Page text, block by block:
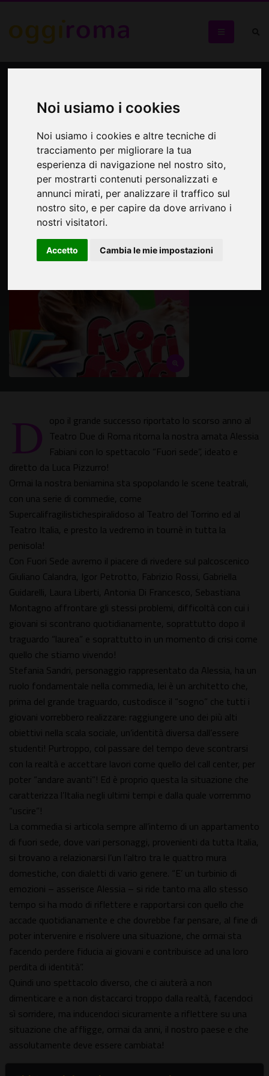
Noi usiamo i cookies
Noi usiamo i cookies e altre tecniche di
tracciamento per migliorare la tua
esperienza di navigazione nel nostro sito,
per mostrarti contenuti personalizzati e
annunci mirati, per analizzare il traffico sul
nostro sito, e per capire da dove arrivano i
nostri visitatori.
Accetto Cambia le mie impostazioni
secondo anno in scena al
Teatro Roma… Fuori Sede
"Fuori Sede" al Teatro Roma
D opo il grande successo riportato lo scorso anno al
Teatro Due di Roma ritorna la nostra amata Alessia
Fabiani con lo spettacolo “Fuori sede”, ideato e
diretto da Luca Pizzurro!
Ormai la nostra beniamina sta spopolando le scene teatrali,
con una serie di commedie, come
Supercalifragilistichespiralidoso al Teatro del Torrino ed al
Teatro Italia, e presto la vedremo in tournè in tutta la
penisola!
Con Fuori Sede avremo il piacere di rivedere sul palcoscenico
Giuliano Calandra, Igor Petrotto, Fabrizio Rossi, Gabriella
Guidarelli, Laura Liberti, Antonia Di Francesco, Sebastiana
Montagno affrontare gli stessi problemi, difficoltà con cui i
giovani si scontrano quotidianamente, soprattutto dopo il
traguardo “laurea” e soprattutto in un momento di crisi come
quello che stiamo vivendo!
Stefania Sandri, personaggio rappresentato da Alessia, ha un
ruolo fondamentale nella commedia, lei è un architetto che,
prima del grande traguardo, custodisce il “sogno” che tutti i
giovani vorrebbero realizzare: raggiungere uno dei più alti
obiettivi nella scala sociale, un’identità diversa dall’essere
studenti! Purtroppo, col passare del tempo deve scontrarsi
con la realtà e accettare lavori come quello del call center, per
poter “andare avanti”! Ed è proprio questa la situazione che
caratterizza l’Italia negli ultimi tempi e dalla quale vorremmo
“uscire”!
La commedia si articola sempre all’interno di un appartamento
di fuori sede, dove vari personaggi, provenienti da tutta Italia,
si trovano a relazionarsi l’un l’altro tra le quattro mura
domestiche, con dialetti di vario genere. “E’ un turbinio di
emozioni – asserisce Alessia – si ride tanto ma allo stesso
tempo si ha modo di riflettere e rapportarsi con quello che
accade quotidianamente e che dovrebbe far pensare, al fine di
poter intervenire e risolvere una situazione, che ormai sta
facendo perdere fiducia ai giovani e contribuisce ad una loro
perdita di identità”.
Quindi uno spettacolo diverso, che ci aiuterà a non
dimenticare e a non distaccarci troppo dalla realtà, facendoci
sì sorridere, ma inducendoci sicuramente a riflettere su una
situazione che affligge, ormai da anni, il nostro paese e che
assolutamente deve essere cambiata!